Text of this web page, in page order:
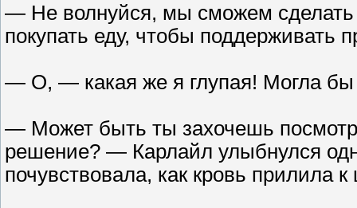
— Не волнуйся, мы сможем
покупать еду, чтобы поддерживать
— О, — какая же я глупая! Могла бы
— Может быть ты захочешь
решение? — Карлайл улыбнулся
почувствовала, как кровь прилила